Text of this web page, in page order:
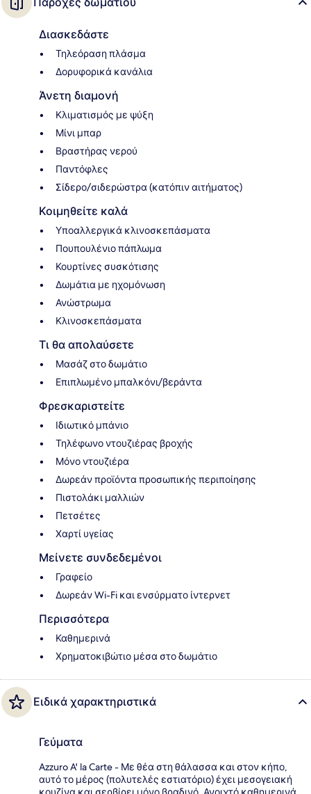
Διασκεδάστε
Τηλεόραση πλάσμα
Δορυφορικά κανάλια
Άνετη διαμονή
Κλιματισμός με ψύξη
Μίνι μπαρ
Βραστήρας νερού
Παντόφλες
Σίδερο/σιδερώστρα (κατόπιν αιτήματος)
Κοιμηθείτε καλά
Υποαλλεργικά κλινοσκεπάσματα
Πουπουλένιο πάπλωμα
Κουρτίνες συσκότισης
Δωμάτια με ηχομόνωση
Ανώστρωμα
Κλινοσκεπάσματα
Τι θα απολαύσετε
Μασάζ στο δωμάτιο
Επιπλωμένο μπαλκόνι/βεράντα
Φρεσκαριστείτε
Ιδιωτικό μπάνιο
Τηλέφωνο ντουζιέρας βροχής
Μόνο ντουζιέρα
Δωρεάν προϊόντα προσωπικής περιποίησης
Πιστολάκι μαλλιών
Πετσέτες
Χαρτί υγείας
Μείνετε συνδεδεμένοι
Γραφείο
Δωρεάν Wi-Fi και ενσύρματο ίντερνετ
Περισσότερα
Καθημερινά
Χρηματοκιβώτιο μέσα στο δωμάτιο
Ειδικά χαρακτηριστικά
Γεύματα
Azzuro A' la Carte - Με θέα στη θάλασσα και στον κήπο,
αυτό το μέρος (πολυτελές εστιατόριο) έχει μεσογειακή